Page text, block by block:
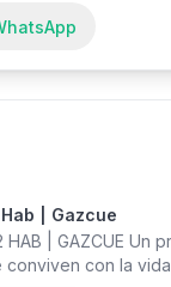
- Cancha de
- Área social
| Gazcue
HAB | GAZCUE Un
con la